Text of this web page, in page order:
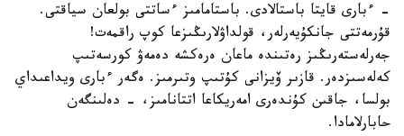
- ءبارى قايتا باستالادى. باستامامىز ءساتتى بولعان سياقتى.
قۇرمەتتى جانكۇيەرلەر، قولداۋلارىڭىزعا كوپ راقمەت!
جەرلەستەرىڭىز رەتىندە ماعان ەرەكشە دەمەۋ كورسەتىپ
كەلەسىزدەر. قازىر ۆيزانى كۇتىپ وتىرمىز. ەگەر ءبارى ويداعىداي
بولسا، جاقىن كۇندەرى امەريكاعا اتتانامىز، - دەلىنگەن
حابارلامادا.